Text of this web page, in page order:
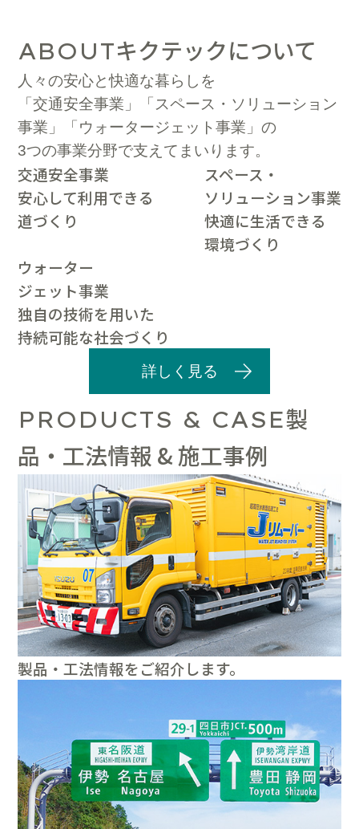
ABOUTキクテックについて
人々の安心と快適な暮らしを
「交通安全事業」「スペース・ソリューション
事業」「ウォータージェット事業」の
3つの事業分野で支えてまいります。
交通安全事業
安心して利用できる
道づくり
スペース・
ソリューション事業
快適に生活できる
環境づくり
ウォーター
ジェット事業
独自の技術を用いた
持続可能な社会づくり
詳しく見る
PRODUCTS & CASE製
品・工法情報 & 施工事例
製品・工法情報をご紹介します。